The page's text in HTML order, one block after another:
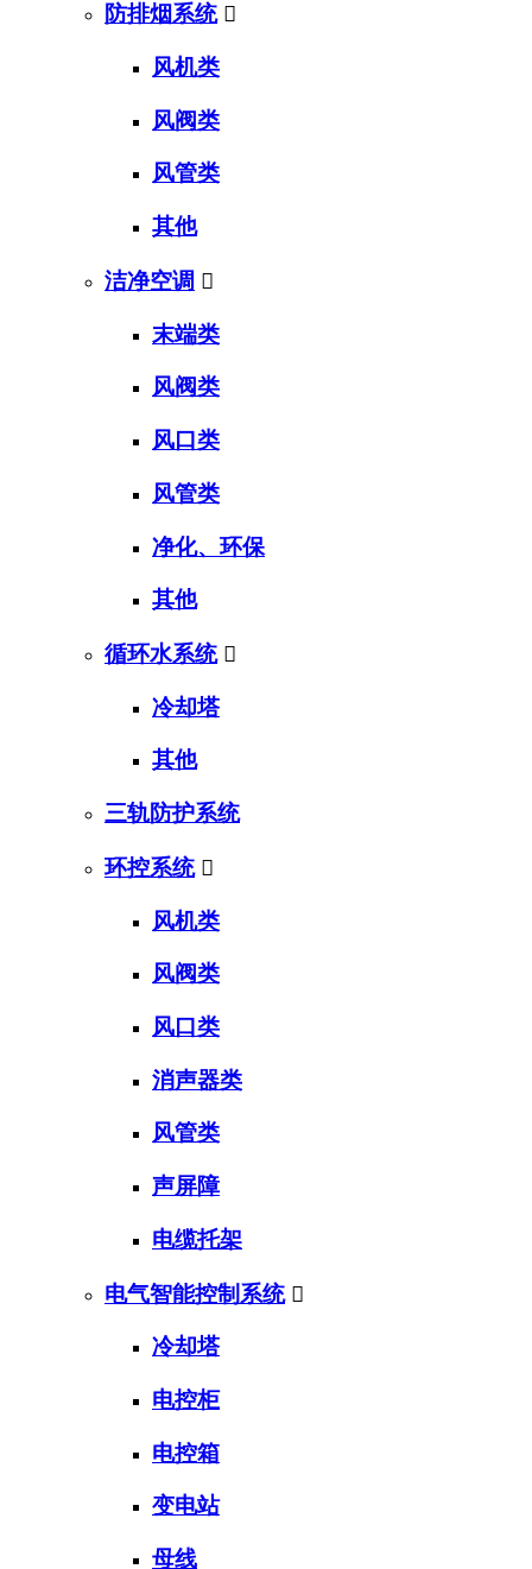
防排烟系统 
风机类
风阀类
风管类
其他
洁净空调 
末端类
风阀类
风口类
风管类
净化、环保
其他
循环水系统 
冷却塔
其他
三轨防护系统
环控系统 
风机类
风阀类
风口类
消声器类
风管类
声屏障
电缆托架
电气智能控制系统 
冷却塔
电控柜
电控箱
变电站
母线